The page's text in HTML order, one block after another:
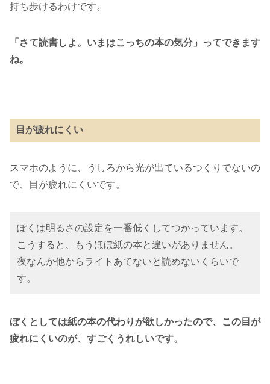
持ち歩けるわけです。
「さて読書しよ。いまはこっちの本の気分」ってできます
ね。
目が疲れにくい
スマホのように、うしろから光が出ているつくりでないの
で、目が疲れにくいです。
ぽくは明るさの設定を一番低くしてつかっています。
こうすると、もうほぼ紙の本と違いがありません。
夜なんか他からライトあてないと読めないくらいで
す。
ぼくとしては紙の本の代わりが欲しかったので、この目が
疲れにくいのが、すごくうれしいです。